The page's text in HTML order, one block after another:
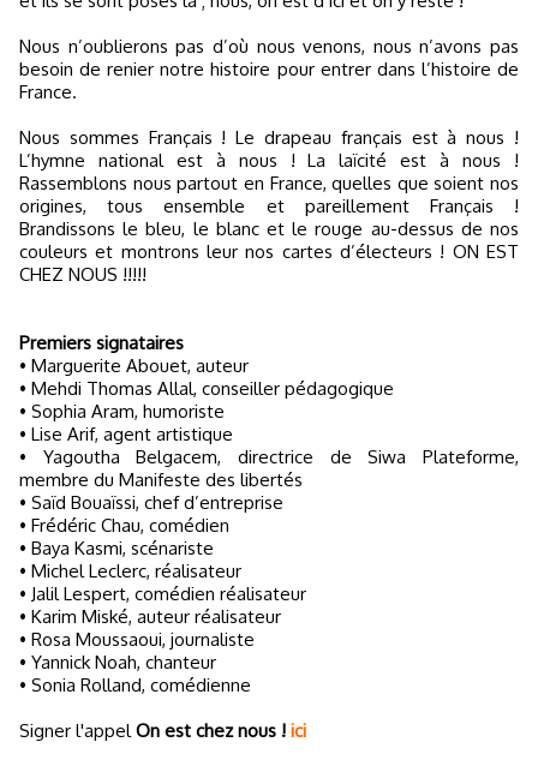
Nous n’oublierons pas d’où nous venons, nous n’avons pas
besoin de renier notre histoire pour entrer dans l’histoire de
France.
Nous sommes Français ! Le drapeau français est à nous !
L’hymne national est à nous ! La laïcité est à nous !
Rassemblons nous partout en France, quelles que soient nos
origines, tous ensemble et pareillement Français !
Brandissons le bleu, le blanc et le rouge au-dessus de nos
couleurs et montrons leur nos cartes d’électeurs ! ON EST
CHEZ NOUS !!!!!
Premiers signataires
• Marguerite Abouet, auteur
• Mehdi Thomas Allal, conseiller pédagogique
• Sophia Aram, humoriste
• Lise Arif, agent artistique
• Yagoutha Belgacem, directrice de Siwa Plateforme,
membre du Manifeste des libertés
• Saïd Bouaïssi, chef d’entreprise
• Frédéric Chau, comédien
• Baya Kasmi, scénariste
• Michel Leclerc, réalisateur
• Jalil Lespert, comédien réalisateur
• Karim Miské, auteur réalisateur
• Rosa Moussaoui, journaliste
• Yannick Noah, chanteur
• Sonia Rolland, comédienne
Signer l'appelOn est chez nous ! ici